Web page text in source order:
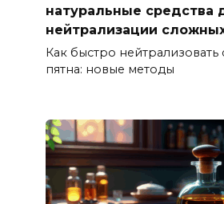
натуральные средства
нейтрализации
Как быстро
пятна: новые методы